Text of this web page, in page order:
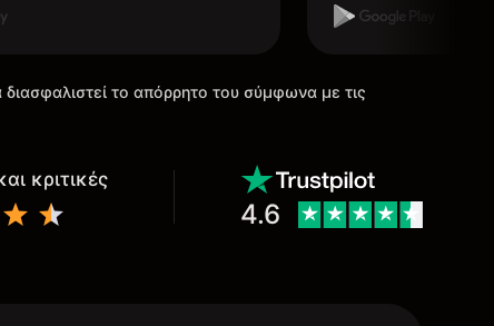
το απόρρητο του σύμφωνα με τις
κριτικές
4.6